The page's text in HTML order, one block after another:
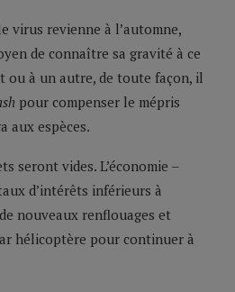
virus revienne à l’automne,
de connaître sa gravité à ce
ou à un autre, de toute façon, il
pour compenser le mépris
aux espèces.
seront vides. L’économie –
d’intérêts inférieurs à
nouveaux renflouages et
hélicoptère pour continuer à